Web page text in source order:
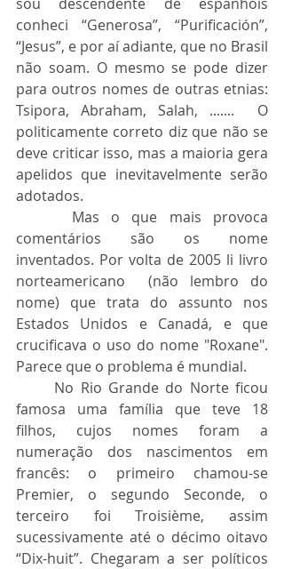
conheci “Generosa”, “Purificación”,
“Jesus”, e por aí adiante, que no Brasil
não soam. O mesmo se pode dizer
para outros nomes de outras etnias:
Tsipora, Abraham, Salah, .......  O
politicamente correto diz que não se
deve criticar isso, mas a maioria gera
apelidos que inevitavelmente serão
adotados.
comentários são os nome
inventados. Por volta de 2005 li livro
norteamericano  (não lembro do
nome) que trata do assunto nos
Estados Unidos e Canadá, e que
crucificava o uso do nome "Roxane".
Parece que o problema é mundial.
famosa uma família que teve 18
filhos, cujos nomes foram a
numeração dos nascimentos em
francês: o primeiro chamou-se
Premier, o segundo Seconde, o
terceiro foi Troisième, assim
sucessivamente até o décimo oitavo
“Dix-huit”. Chegaram a ser políticos